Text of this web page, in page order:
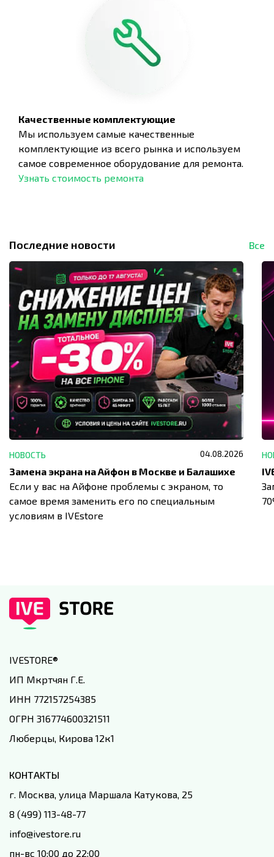
Качественные комплектующие
Мы используем самые качественные
комплектующие из всего рынка и используем
самое современное оборудование для ремонта.
Узнать стоимость ремонта
Последние новости Все
НОВОСТЬ 04.08.2026
Замена экрана на Айфон в Москве и Балашихе
Если у вас на Айфоне проблемы с экраном, то
самое время заменить его по специальным
условиям в IVEstore
IVESTORE®
ИП Мкртчян Г.Е.
ИНН 772157254385
ОГРН 316774600321511
Люберцы, Кирова 12к1
КОНТАКТЫ
г. Москва, улица Маршала Катукова, 25
8 (499) 113-48-77
info@ivestore.ru
пн-вс 10:00 до 22:00